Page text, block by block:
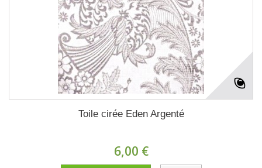
Toile cirée Eden Argenté
6,00 €